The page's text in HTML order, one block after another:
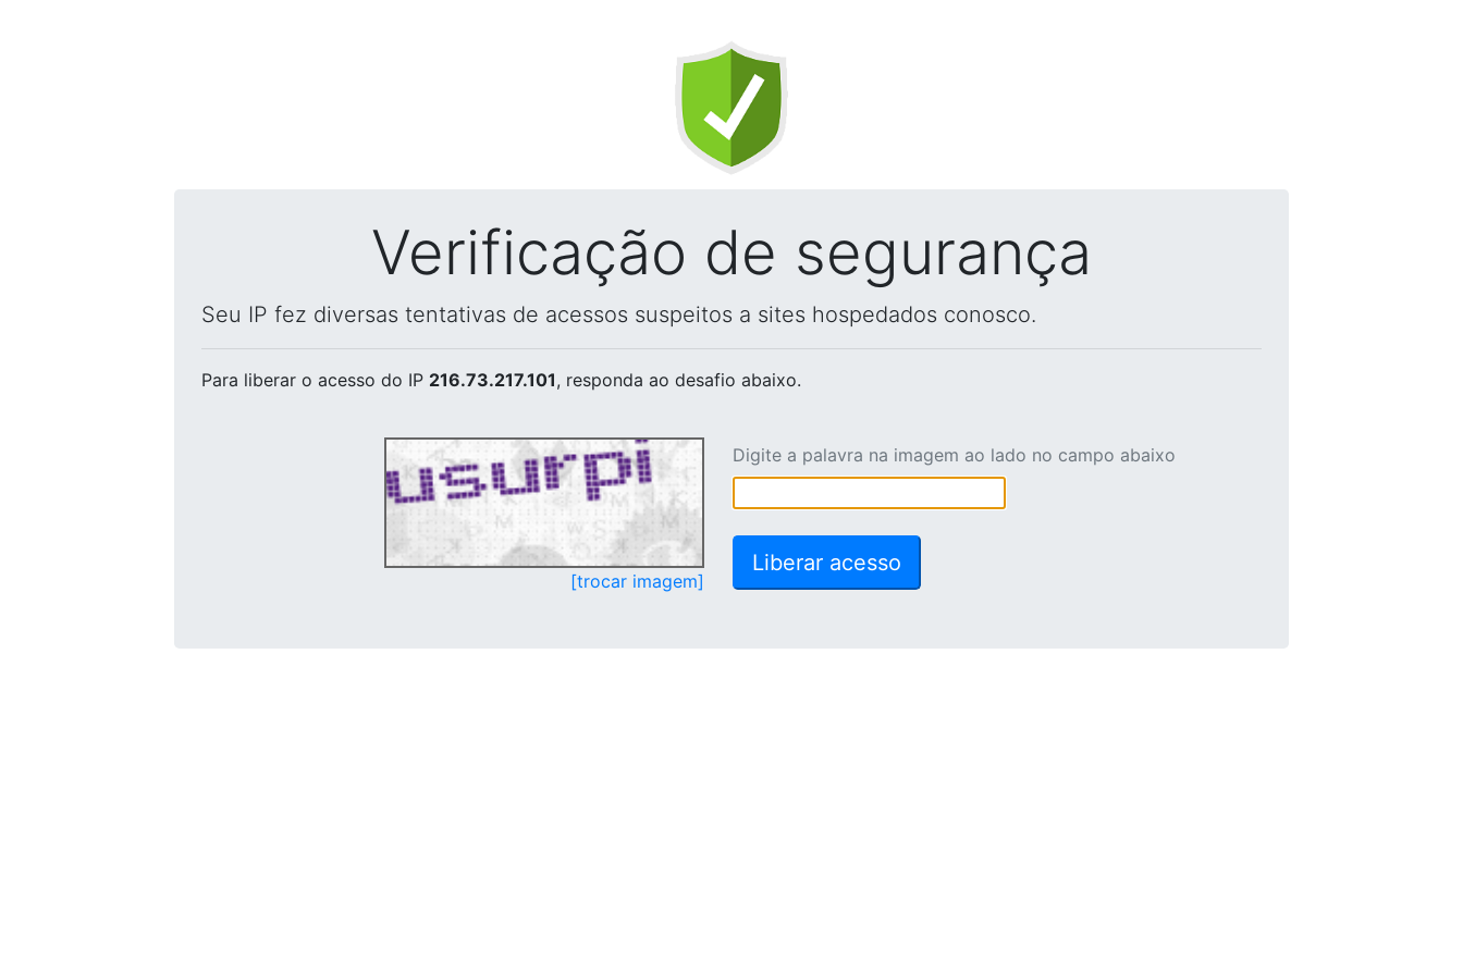
Verificação de segurança
Seu IP fez diversas tentativas de acessos suspeitos a sites hospedados conosco.
Para liberar o acesso do IP 216.73.217.101, responda ao desafio abaixo.
[trocar imagem]
Digite a palavra na imagem ao lado no campo abaixo